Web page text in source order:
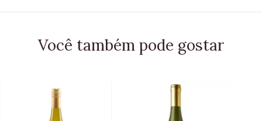
Você também pode gostar